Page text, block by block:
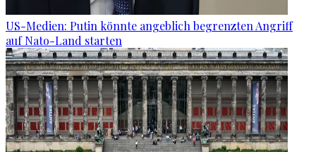
US-Medien: Putin könnte angeblich begrenzten Angriff
auf Nato-Land starten